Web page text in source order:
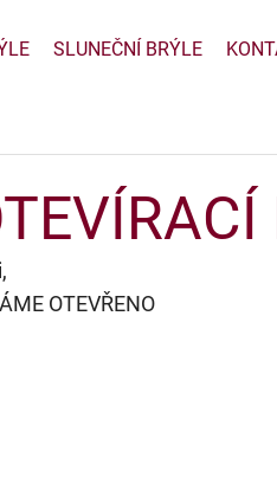
SLUNEČNÍ BRÝLE
OTEVŘENO